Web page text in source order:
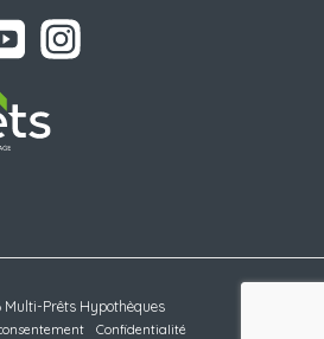
Prêts Hypothèques
Confidentialité